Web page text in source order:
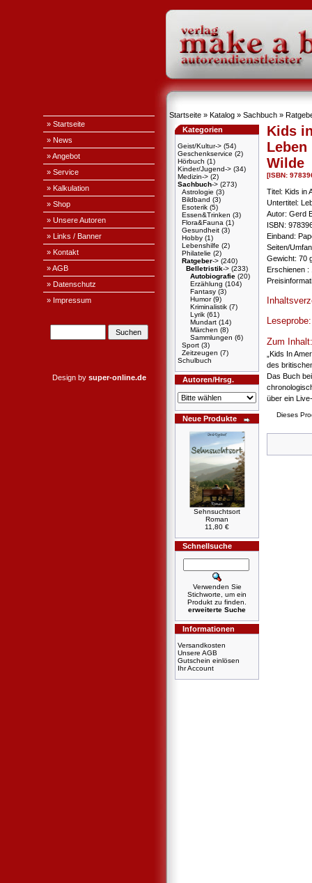
» Startseite
» News
» Angebot
» Service
» Kalkulation
» Shop
» Unsere Autoren
» Links / Banner
» Kontakt
» AGB
» Datenschutz
» Impressum
Design by super-online.de
Startseite » Katalog » Sachbuch »
Kategorien
Geist/Kultur-> (54)
Geschenkservice (2)
Hörbuch (1)
Kinder/Jugend-> (34)
Medizin-> (2)
Sachbuch-> (273)
Astrologie (3)
Bildband (3)
Esoterik (5)
Essen&Trinken (3)
Flora&Fauna (1)
Gesundheit (3)
Hobby (1)
Lebenshilfe (2)
Philatelie (2)
Ratgeber-> (240)
Belletristik-> (233)
Autobiografie (20)
Erzählung (104)
Fantasy (3)
Humor(9)
Kriminalistik (7)
Lyrik (61)
Mundart (14)
Märchen (8)
Sammlungen (6)
Sport (3)
Zeitzeugen (7)
Schulbuch
Autoren/Hrsg.
Neue Produkte
Sehnsuchtsort
Roman
11,80 €
Schnellsuche
Verwenden Sie
Stichworte, um ein
Produkt zu finden.
erweiterte Suche
Informationen
Versandkosten
Unsere AGB
Gutschein einlösen
Ihr Account
Kids
Wilde
[ISBN:
Titel: Kids in
Untertitel:
Autor: Gerd
ISBN:
Einband:
Seiten/
Gewicht: 70
Erschienen :
Zum Inhalt:
„Kids In
des
Das Buch
über ein
Dieses